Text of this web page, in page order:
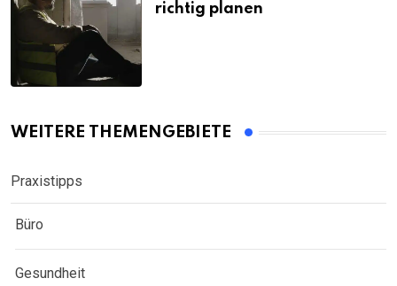
richtig planen
WEITERE THEMENGEBIETE
Praxistipps
Büro
Gesundheit